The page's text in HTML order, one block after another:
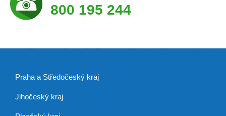
800 195 244
Praha a Středočeský kraj
Jihočeský kraj